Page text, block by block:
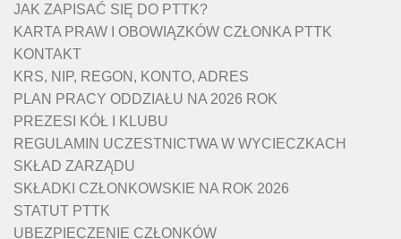
JAK ZAPISAĆ SIĘ DO PTTK?
KARTA PRAW I OBOWIĄZKÓW CZŁONKA PTTK
KONTAKT
KRS, NIP, REGON, KONTO, ADRES
PLAN PRACY ODDZIAŁU NA 2026 ROK
PREZESI KÓŁ I KLUBU
REGULAMIN UCZESTNICTWA W WYCIECZKACH
SKŁAD ZARZĄDU
SKŁADKI CZŁONKOWSKIE NA ROK 2026
STATUT PTTK
UBEZPIECZENIE CZŁONKÓW